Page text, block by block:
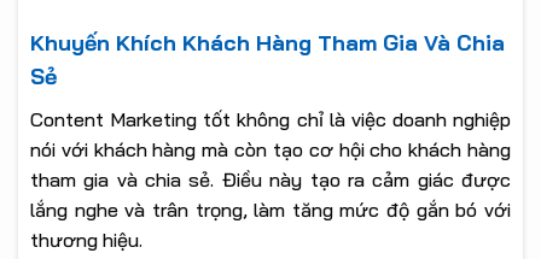
Khuyến Khích Khách Hàng Tham Gia Và Chia
Sẻ
Content Marketing tốt không chỉ là việc doanh nghiệp
nói với khách hàng mà còn tạo cơ hội cho khách hàng
tham gia và chia sẻ. Điều này tạo ra cảm giác được
lắng nghe và trân trọng, làm tăng mức độ gắn bó với
thương hiệu.